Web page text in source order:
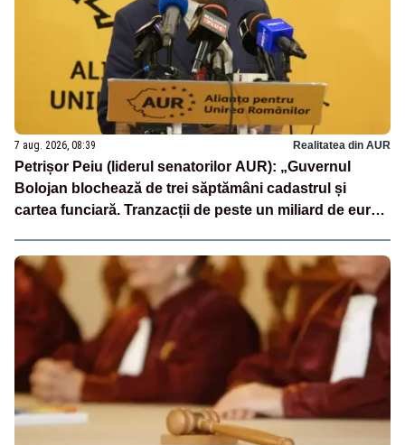
7 aug. 2026, 08:39 Realitatea din AUR
Petrișor Peiu (liderul senatorilor AUR): „Guvernul
Bolojan blochează de trei săptămâni cadastrul și
cartea funciară. Tranzacții de peste un miliard de euro
termen clar”